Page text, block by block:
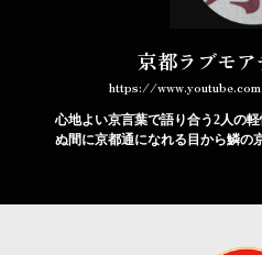
京都ラブモ
https://
心地よい京言葉で語り合う2人の
ぬ間に京都通になれる目から鱗の